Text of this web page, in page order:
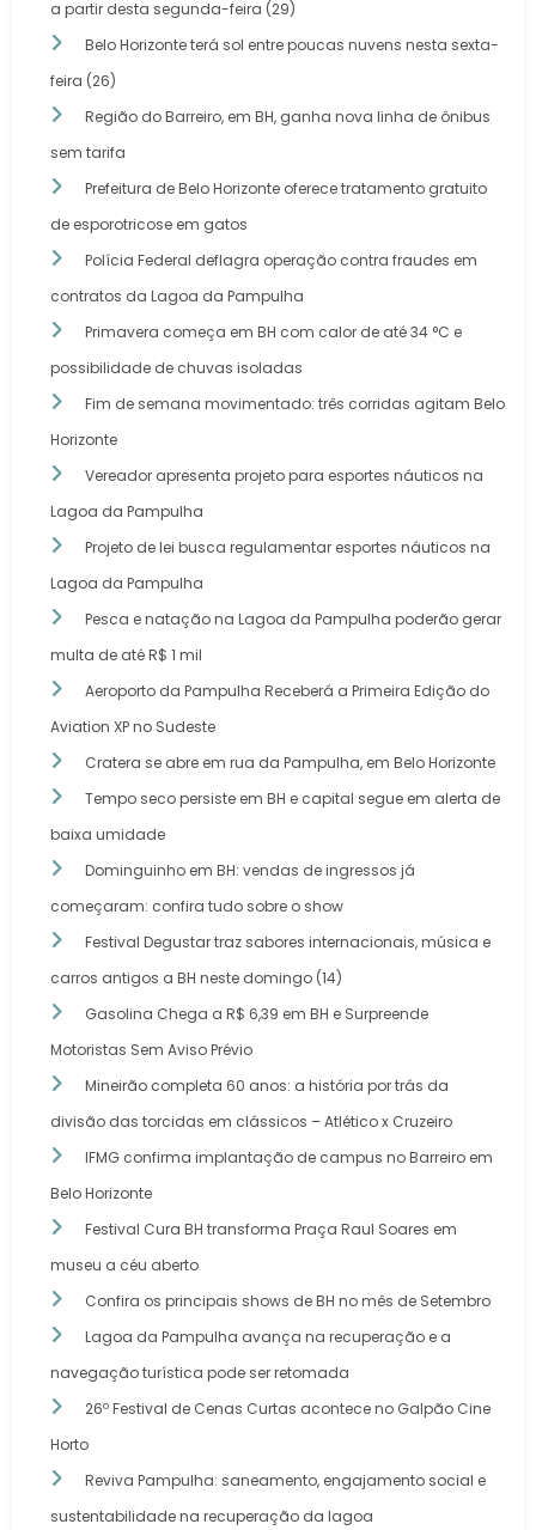
a partir desta segunda-feira (29)
Belo Horizonte terá sol entre poucas nuvens nesta sexta-
feira (26)
Região do Barreiro, em BH, ganha nova linha de ônibus
sem tarifa
Prefeitura de Belo Horizonte oferece tratamento gratuito
de esporotricose em gatos
Polícia Federal deflagra operação contra fraudes em
contratos da Lagoa da Pampulha
Primavera começa em BH com calor de até 34 °C e
possibilidade de chuvas isoladas
Fim de semana movimentado: três corridas agitam Belo
Horizonte
Vereador apresenta projeto para esportes náuticos na
Lagoa da Pampulha
Projeto de lei busca regulamentar esportes náuticos na
Lagoa da Pampulha
Pesca e natação na Lagoa da Pampulha poderão gerar
multa de até R$ 1 mil
Aeroporto da Pampulha Receberá a Primeira Edição do
Aviation XP no Sudeste
Cratera se abre em rua da Pampulha, em Belo Horizonte
Tempo seco persiste em BH e capital segue em alerta de
baixa umidade
Dominguinho em BH: vendas de ingressos já
começaram: confira tudo sobre o show
Festival Degustar traz sabores internacionais, música e
carros antigos a BH neste domingo (14)
Gasolina Chega a R$ 6,39 em BH e Surpreende
Motoristas Sem Aviso Prévio
Mineirão completa 60 anos: a história por trás da
divisão das torcidas em clássicos – Atlético x Cruzeiro
IFMG confirma implantação de campus no Barreiro em
Belo Horizonte
Festival Cura BH transforma Praça Raul Soares em
museu a céu aberto
Confira os principais shows de BH no mês de Setembro
Lagoa da Pampulha avança na recuperação e a
navegação turística pode ser retomada
26º Festival de Cenas Curtas acontece no Galpão Cine
Horto
Reviva Pampulha: saneamento, engajamento social e
sustentabilidade na recuperação da lagoa